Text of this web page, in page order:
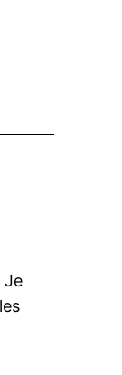
Je